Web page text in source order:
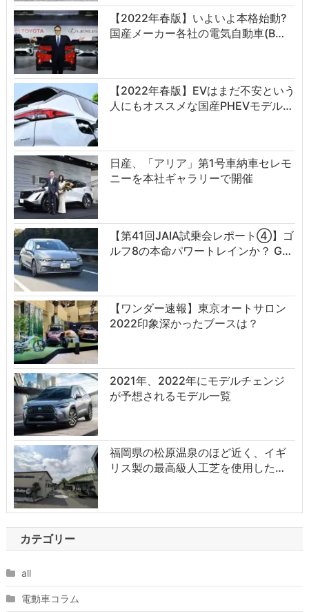
【2022年春版】いよいよ本格始動?
国産メーカー各社の電気自動車(B…
【2022年春版】EVはまだ不安という
人にもオススメな国産PHEVモデル…
日産、「アリア」第1号車納車セレモ
ニーを本社ギャラリーで開催
【第41回JAIA試乗会レポート④】ゴ
ルフ8の本命パワートレインか？ G…
【ワンダー速報】東京オートサロン
2022印象深かったブースは？
2021年、2022年にモデルチェンジ
が予想されるモデル一覧
福岡県の松原温泉のほど近く、イギ
リス製の最高級人工芝を使用した…
カテゴリー
all
電動車コラム